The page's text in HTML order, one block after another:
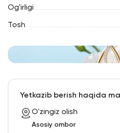
Og'irligi
Tosh
Yetkazib berish haqida
O'zingiz olish
Asosiy ombor